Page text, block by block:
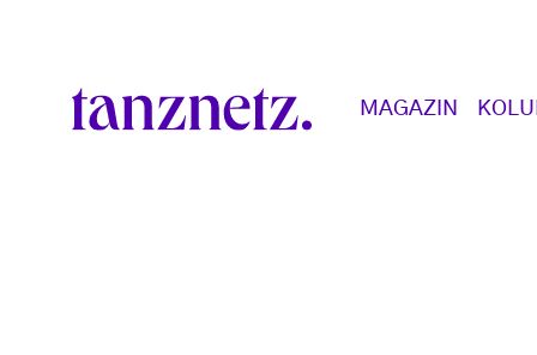
Main navigation
MAGAZIN